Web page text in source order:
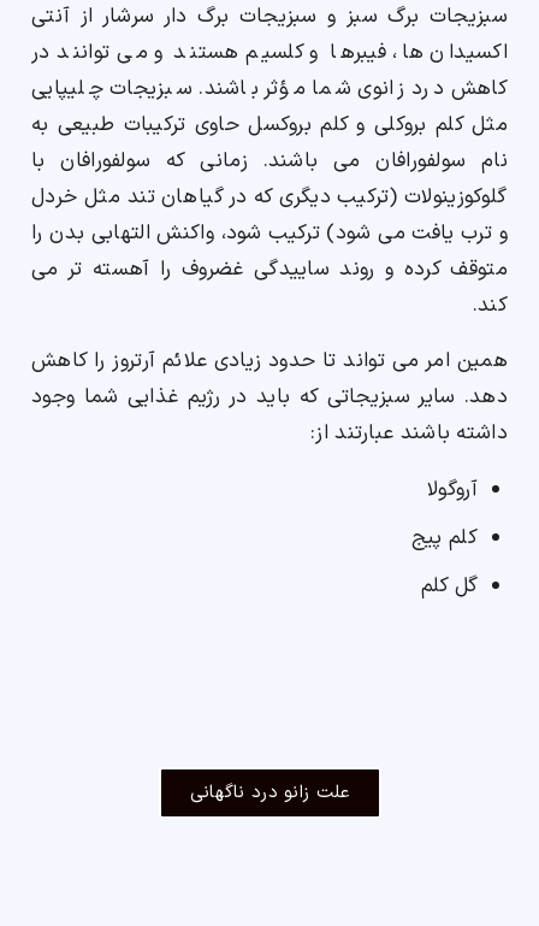
سبزیجات برگ سبز و سبزیجات برگ دار سرشار از آنتی
اکسیدان ها، فیبرها و کلسیم هستند و می توانند در
کاهش درد زانوی شما مؤثر باشند. سبزیجات چلیپایی
مثل کلم بروکلی و کلم بروکسل حاوی ترکیبات طبیعی به
نام سولفورافان می باشند. زمانی که سولفورافان با
گلوکوزینولات (ترکیب دیگری که در گیاهان تند مثل خردل
و ترب یافت می شود) ترکیب شود، واکنش التهابی بدن را
متوقف کرده و روند ساییدگی غضروف را آهسته تر می
کند.
همین امر می تواند تا حدود زیادی علائم آرتروز را کاهش
دهد. سایر سبزیجاتی که باید در رژیم غذایی شما وجود
داشته باشند عبارتند از:
آروگولا
کلم پیج
گل کلم
علت زانو درد ناگهانی